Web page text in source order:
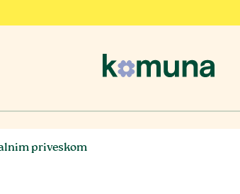
priveskom